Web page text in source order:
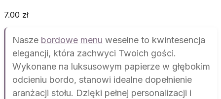
7.00 zł
Nasze bordowe menu weselne to kwintesencja
elegancji, która zachwyci Twoich gości.
Wykonane na luksusowym papierze w głębokim
odcieniu bordo, stanowi idealne dopełnienie
aranżacji stołu. Dzięki pełnej personalizacji i